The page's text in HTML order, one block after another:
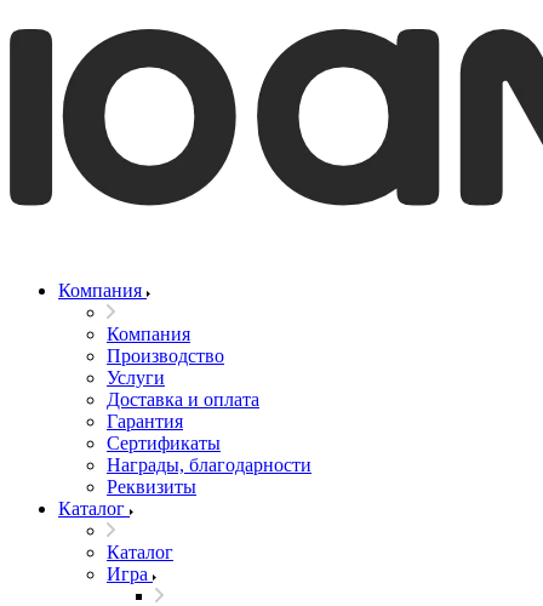
Компания
Компания
Производство
Услуги
Доставка и оплата
Гарантия
Сертификаты
Награды, благодарности
Реквизиты
Каталог
Каталог
Игра